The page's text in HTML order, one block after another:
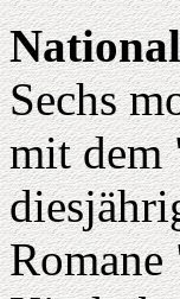
Sechs
mit dem